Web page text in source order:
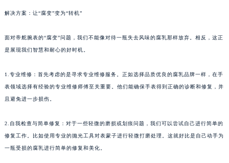
解决方案：让“腐变”变为“转机”
面对帝舵腕表的“腐变”问题，我们不能像对待一瓶失去风味的腐乳那样放弃。相反，这正
是展现我们智慧和耐心的好时机。
1.专业维修：首先考虑的是寻求专业维修服务。正如选择品质优良的腐乳品牌一样，在手
表领域选择有经验的专业维修师傅至关重要。他们能确保手表得到正确的诊断和修复，并
且避免进一步损伤。
2.自我检查与简单修复：对于一些轻微的磨损或划痕问题，我们可以尝试自己进行简单的
修复工作。比如使用专业的抛光工具对表蒙子进行轻微打磨处理。这就好比是自己动手为
一瓶受损的腐乳进行简单的修复和美化。